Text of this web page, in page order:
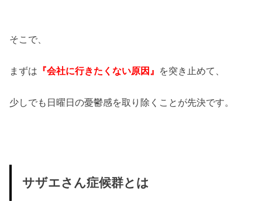
そこで、
まずは 『会社に行きたくない原因』 を突き止めて、
少しでも日曜日の憂鬱感を取り除くことが先決です。
サザエさん症候群とは